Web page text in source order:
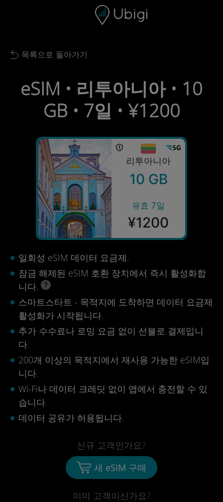
내비게이션 바 하단
Back to list
목록으로 돌아가기
eSIM • 리투아니아 • 10
GB • 7일 • ¥1200
리투아니아
10 GB
유효 7일
¥1200
일회성 eSIM 데이터 요금제.
잠금 해제된 eSIM 호환 장치에서 즉시 활성화합
니다.
스마트스타트 - 목적지에 도착하면 데이터 요금제
활성화가 시작됩니다.
추가 수수료나 로밍 요금 없이 선불로 결제입니
다.
200개 이상의 목적지에서 재사용 가능한 eSIM입
니다.
Wi-Fi나 데이터 크레딧 없이 앱에서 충전할 수 있
습니다.
데이터 공유가 허용됩니다.
이미 고객이신가요?
신규 고객인가요?
새 eSIM 구매